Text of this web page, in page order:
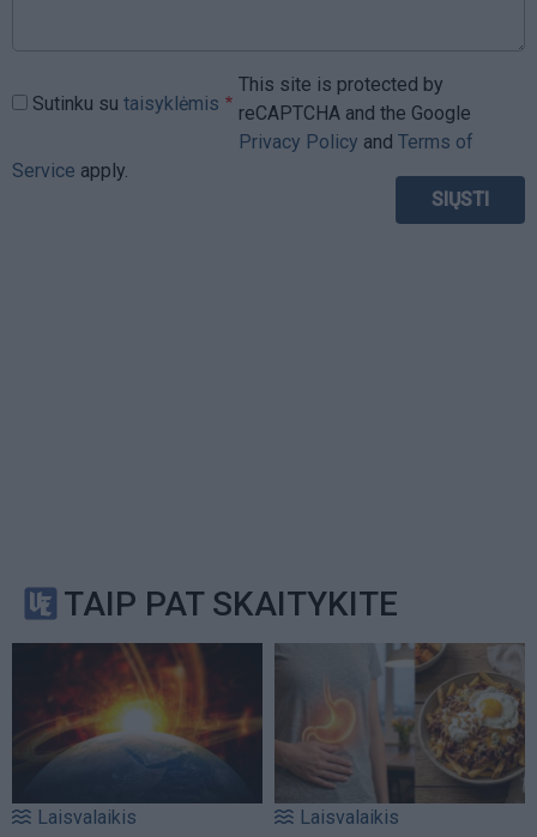
Sutinku su taisyklėmis
This site is protected by
reCAPTCHA and the Google
Privacy Policy and Terms of
Service apply.
TAIP PAT SKAITYKITE
Laisvalaikis Laisvalaikis